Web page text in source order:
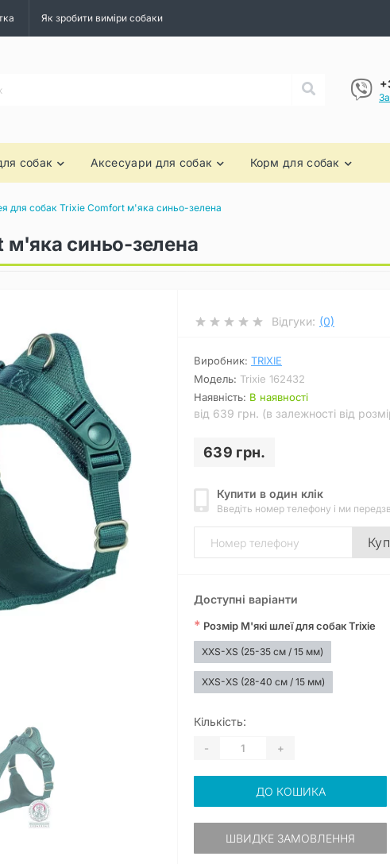
Як зробити виміри собаки
собак Аксесуари для собак Корм для собак
для собак Trixie Comfort м'яка синьо-зелена
синьо-зелена
Відгуки: (0)
Виробник: TRIXIE
Модель: Trixie 162432
Наявність: В наявності
від 639 грн. (в залежності від
639 грн.
Купити в один клік
Введіть номер телефону і ми
Доступні варіанти
* Розмір М'які шлеї для собак Trixie
XXS-XS (25-35 см / 15 мм)
XXS-XS (28-40 см / 15 мм)
Кількість:
- +
ДО КОШИКА
ШВИДКЕ ЗАМОВЛЕННЯ